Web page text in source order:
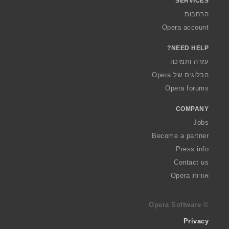
הרחבות
Opera account
NEED HELP?
עזרה ותמיכה
הבלוגים של Opera
Opera forums
COMPANY
Jobs
Become a partner
Press info
Contact us
אודות Opera
© Opera Software
Privacy